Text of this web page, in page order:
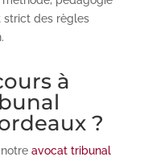
strict des règles
à
?
avocat tribunal